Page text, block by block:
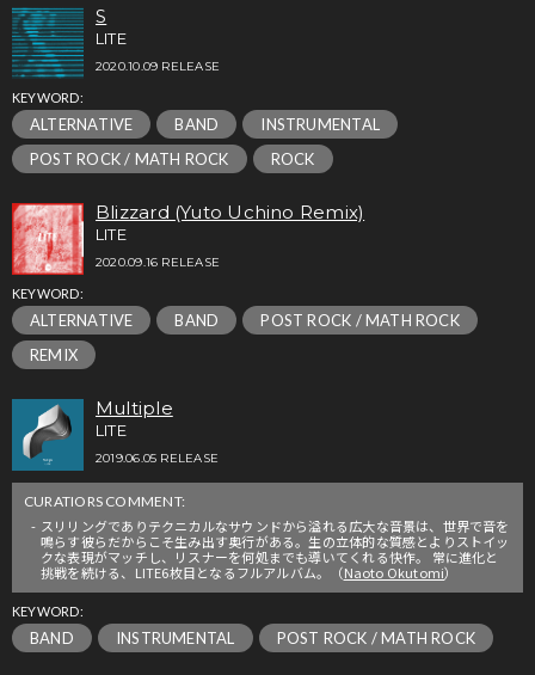
S
LITE
2020.10.09 RELEASE
KEYWORD:
ALTERNATIVE BAND
INSTRUMENTAL
POST ROCK / MATH ROCK
ROCK
Blizzard (Yuto Uchino Remix)
LITE
2020.09.16 RELEASE
KEYWORD:
ALTERNATIVE BAND
POST ROCK / MATH ROCK
REMIX
Multiple
LITE
2019.06.05 RELEASE
CURATIORS COMMENT:
スリリングでありテクニカルなサウンドから溢れる広大な音景は、世界で音を
鳴らす彼らだからこそ生み出す奥行がある。生の立体的な質感とよりストイッ
クな表現がマッチし、リスナーを何処までも導いてくれる快作。 常に進化と
挑戦を続ける、LITE6枚目となるフルアルバム。（Naoto Okutomi）
KEYWORD:
BAND INSTRUMENTAL POST ROCK / MATH ROCK